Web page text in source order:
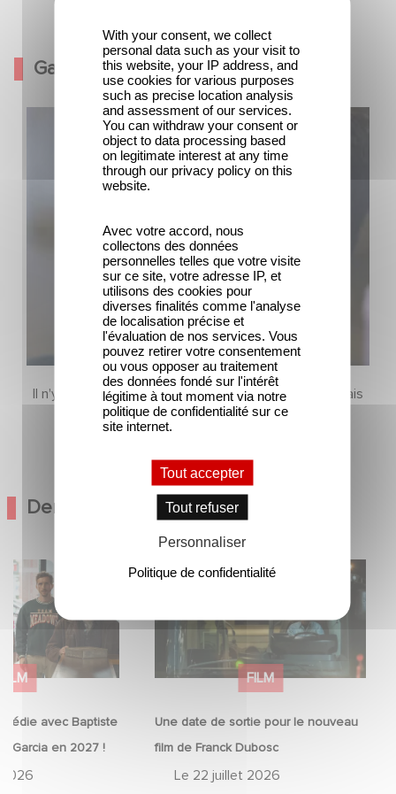
Galerie
Il n'y a pas encore de contenu dans cette section mais
revenez bientôt
Dernières Actualités
FILM
avec Baptiste
Garcia en 2027 !
avec
et José Garcia
FILM
Une date de sortie pour le nouveau
film de Franck Dubosc
Le 22 juillet 2026
Une date de sortie pour le
With your consent, we collect
personal data such as your visit to
this website, your IP address, and
use cookies for various purposes
such as precise location analysis
and assessment of our services.
You can withdraw your consent or
object to data processing based
on legitimate interest at any time
through our privacy policy on this
website.
Avec votre accord, nous
collectons des données
personnelles telles que votre visite
sur ce site, votre adresse IP, et
utilisons des cookies pour
diverses finalités comme l'analyse
de localisation précise et
l'évaluation de nos services. Vous
pouvez retirer votre consentement
ou vous opposer au traitement
des données fondé sur l'intérêt
légitime à tout moment via notre
politique de confidentialité sur ce
site internet.
Tout accepter
Tout refuser
Personnaliser
Politique de confidentialité